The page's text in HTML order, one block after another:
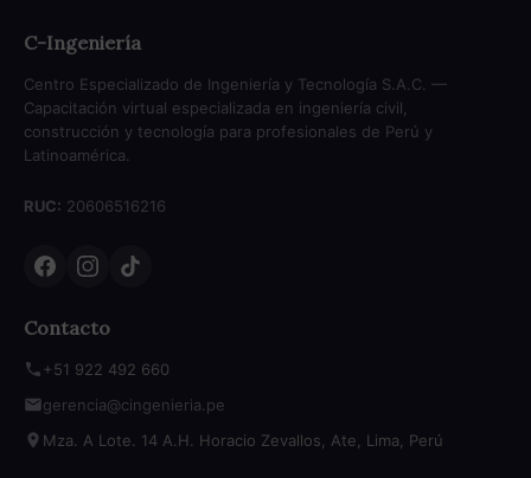
C-Ingeniería
Centro Especializado de Ingeniería y Tecnología S.A.C. —
Capacitación virtual especializada en ingeniería civil,
construcción y tecnología para profesionales de Perú y
Latinoamérica.
RUC: 20606516216
Contacto
+51 922 492 660
gerencia@cingenieria.pe
Mza. A Lote. 14 A.H. Horacio Zevallos, Ate, Lima, Perú